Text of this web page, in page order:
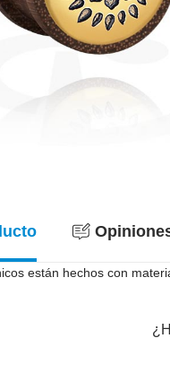
están hechos con